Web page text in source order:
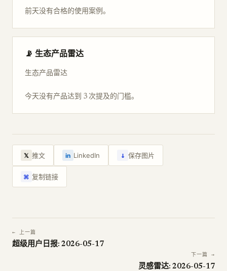
前天没有合格的使用案例。
📡 生态产品雷达
生态产品雷达
今天没有产品达到 3 次提及的门槛。
𝕏 推文 in LinkedIn ↓ 保存图片
⌘ 复制链接
← 上一篇
超级用户日报: 2026-05-17
下一篇 →
灵感雷达: 2026-05-17